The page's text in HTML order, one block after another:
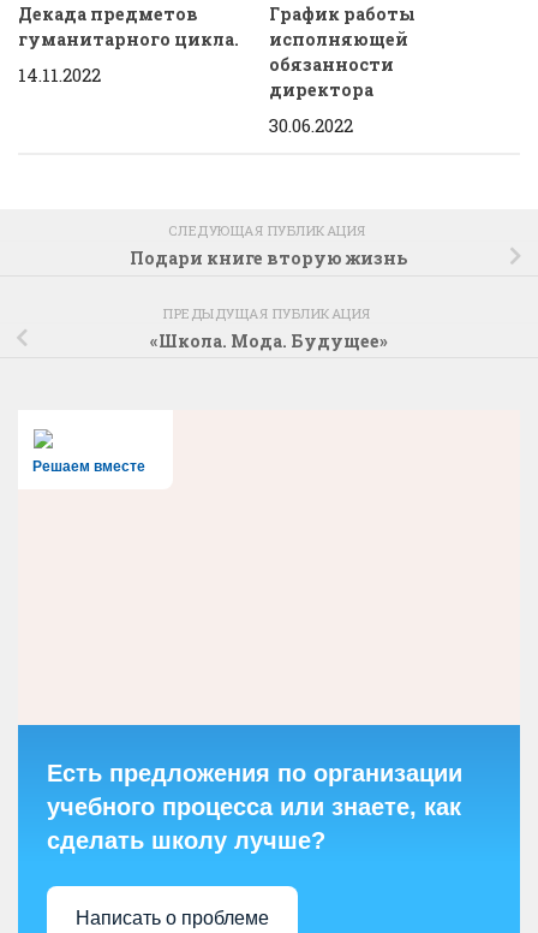
Декада предметов
гуманитарного цикла.
14.11.2022
График работы
исполняющей
обязанности
директора
30.06.2022
СЛЕДУЮЩАЯ ПУБЛИКАЦИЯ
Подари книге вторую жизнь
ПРЕДЫДУЩАЯ ПУБЛИКАЦИЯ
«Школа. Мода. Будущее»
Решаем вместе
Есть предложения по организации
учебного процесса или знаете, как
сделать школу лучше?
Написать о проблеме